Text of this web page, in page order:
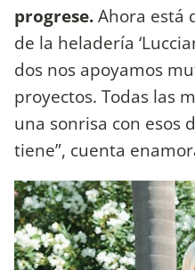
progrese.Ahora está
de la heladería
dos nos apoyamos
proyectos. Todas las
una sonrisa con esos
tiene”, cuenta